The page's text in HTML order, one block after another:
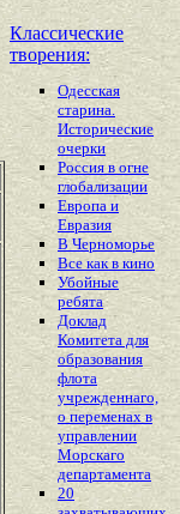
Классические
творения:
Одесская
старина.
Исторические
очерки
Россия в огне
глобализации
Европа и
Евразия
В Черноморье
Все как в кино
Убойные
ребята
Доклад
Комитета для
образования
флота
учрежденнаго,
о переменах в
управлении
Морскаго
департамента
20